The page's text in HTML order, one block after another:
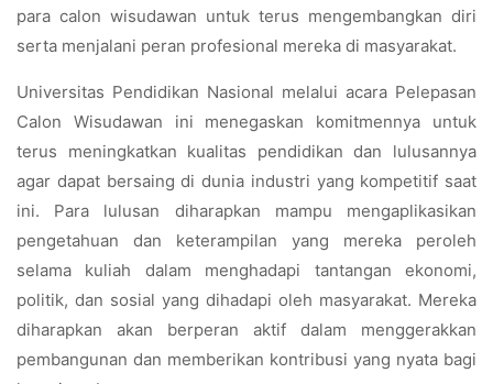
para calon wisudawan untuk terus mengembangkan diri
serta menjalani peran profesional mereka di masyarakat.
Universitas Pendidikan Nasional melalui acara Pelepasan
Calon Wisudawan ini menegaskan komitmennya untuk
terus meningkatkan kualitas pendidikan dan lulusannya
agar dapat bersaing di dunia industri yang kompetitif saat
ini. Para lulusan diharapkan mampu mengaplikasikan
pengetahuan dan keterampilan yang mereka peroleh
selama kuliah dalam menghadapi tantangan ekonomi,
politik, dan sosial yang dihadapi oleh masyarakat. Mereka
diharapkan akan berperan aktif dalam menggerakkan
pembangunan dan memberikan kontribusi yang nyata bagi